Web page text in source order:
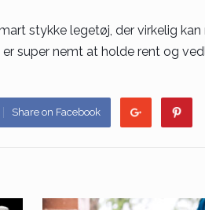
stykke legetøj, der virkelig
super nemt at holde rent og
Share on Facebook